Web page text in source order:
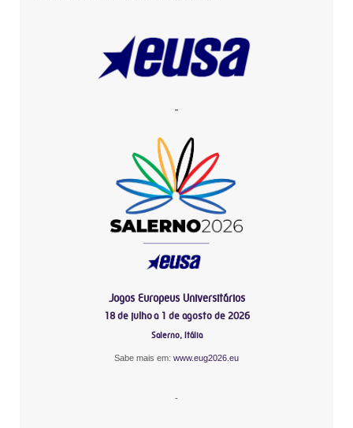
-
Jogos Europeus Universitários
18 de julho a 1 de agosto de 2026
Salerno, Itália
Sabe mais em: www.eug2026.eu
-